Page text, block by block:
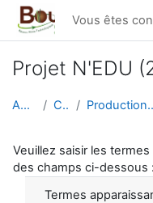
Passer au contenu principal
Vous êtes
Projet N'EDU
Accueil Cours
Veuillez saisir les
des champs ci-dessous :
Termes